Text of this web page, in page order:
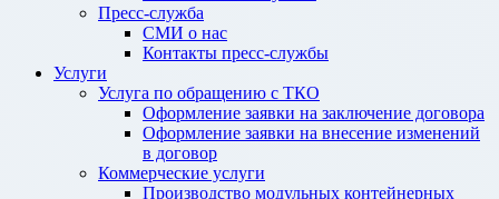
Пресс-служба
СМИ о нас
Контакты пресс-службы
Услуги
Услуга по обращению с ТКО
Оформление заявки на заключение договора
Оформление заявки на внесение изменений
в договор
Коммерческие услуги
Производство модульных контейнерных